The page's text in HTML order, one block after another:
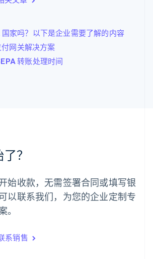
国家吗？以下是企业需要了解的内容
网关解决方案
转账处理时间
？
始收款，无需签署合同或填写银
以联系我们，为您的企业定制专
。
系销售